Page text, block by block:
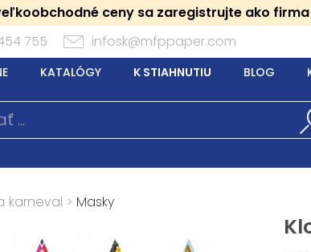
ceny sa zaregistrujte ako firma
755 infosk@mfppaper.com
KATALÓGY K STIAHNUTIU BLOG
karneval > Masky